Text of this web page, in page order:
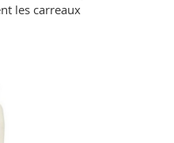
les carreaux